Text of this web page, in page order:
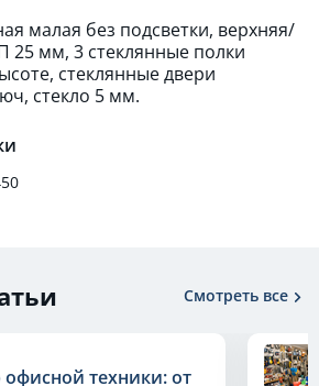
малая без подсветки, верхняя/
25 мм, 3 стеклянные полки
стеклянные двери
стекло 5 мм.
Смотреть все
техники: от